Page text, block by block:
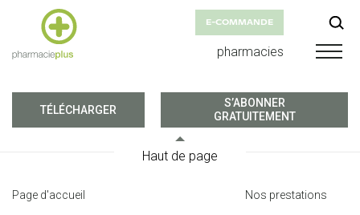
E-COMMANDE
pharmacies
TÉLÉCHARGER
S’ABONNER
GRATUITEMENT
Haut de page
Page d'accueil Nos prestations